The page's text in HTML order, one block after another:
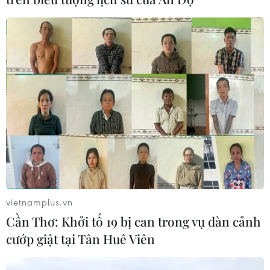
Chuyên gia quốc tế đánh giá tích cực
về tiền đồng của Việt Nam
07/08/2026 12:46
Phép thử sức chống chịu của kinh tế
ASEAN
07/08/2026 12:35
Thuế polysilicon: Doanh nghiệp Hàn
Quốc tại Mỹ có lợi thế
07/08/2026 12:17
vietnamplus.vn
Cần Thơ: Khởi tố 19 bị can trong vụ dàn cảnh
cướp giật tại Tân Huê Viên